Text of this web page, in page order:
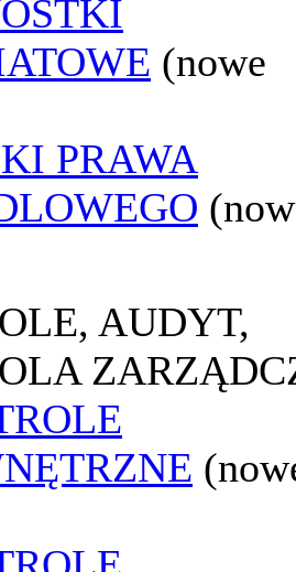
(nowe
PRAWA
AUDYT,